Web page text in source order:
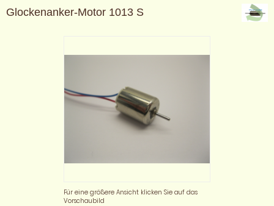
Glockenanker-Motor 1013 S
Für eine größere Ansicht klicken Sie auf das
Vorschaubild